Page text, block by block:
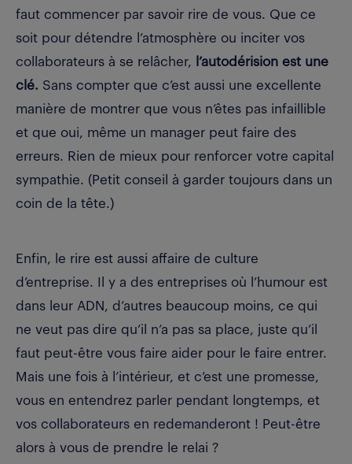
faut commencer par savoir rire de vous. Que ce
soit pour détendre l’atmosphère ou inciter vos
collaborateurs à se relâcher, l’autodérision est une
clé. Sans compter que c’est aussi une excellente
manière de montrer que vous n’êtes pas infaillible
et que oui, même un manager peut faire des
erreurs. Rien de mieux pour renforcer votre capital
sympathie. (Petit conseil à garder toujours dans un
coin de la tête.)
Enfin, le rire est aussi affaire de culture
d’entreprise. Il y a des entreprises où l’humour est
dans leur ADN, d’autres beaucoup moins, ce qui
ne veut pas dire qu’il n’a pas sa place, juste qu’il
faut peut-être vous faire aider pour le faire entrer.
Mais une fois à l’intérieur, et c’est une promesse,
vous en entendrez parler pendant longtemps, et
vos collaborateurs en redemanderont ! Peut-être
alors à vous de prendre le relai ?